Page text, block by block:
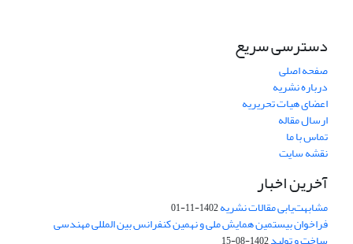
دسترسی سریع
صفحه اصلی
درباره نشریه
اعضای هیات تحریریه
ارسال مقاله
تماس با ما
نقشه سایت
آخرین اخبار
مشابهت‌یابی مقالات نشریه1402-11-01
فراخوان بیستمین همایش ملی و نهمین کنفرانس بین المللی مهندسی